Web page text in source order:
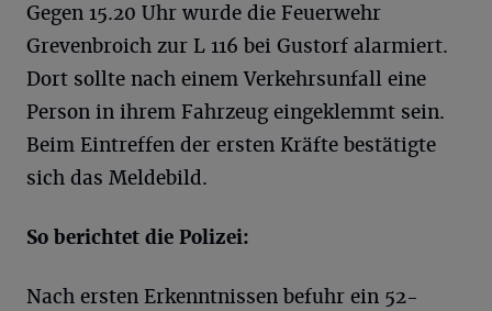
Gegen 15.20 Uhr wurde die Feuerwehr
Grevenbroich zur L 116 bei Gustorf alarmiert.
Dort sollte nach einem Verkehrsunfall eine
Person in ihrem Fahrzeug eingeklemmt sein.
Beim Eintreffen der ersten Kräfte bestätigte
sich das Meldebild.
So berichtet die Polizei:
Nach ersten Erkenntnissen befuhr ein 52-